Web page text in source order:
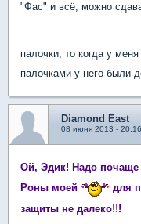
"Фас" и всё, можно
палочки, то когда у
палочками у него были
Diamond East
08 июня 2013 - 20:16
Ой, Эдик! Надо почаще
Роны моей
для
защиты не далеко!!!